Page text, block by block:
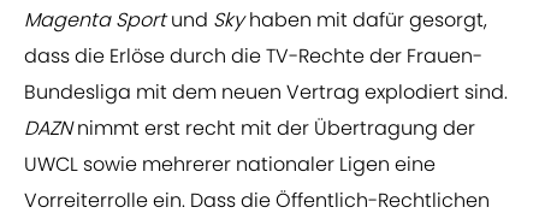
Magenta Sportund Skyhaben mit dafür gesorgt,
dass die Erlöse durch die TV-Rechte der Frauen-
Bundesliga mit dem neuen Vertrag explodiert sind.
DAZNnimmt erst recht mit der Übertragung der
UWCL sowie mehrerer nationaler Ligen eine
Vorreiterrolle ein. Dass die Öffentlich-Rechtlichen